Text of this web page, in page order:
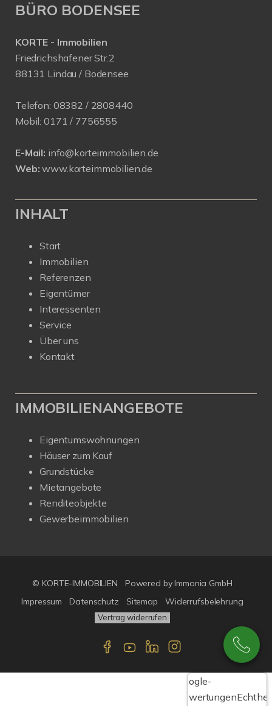
BÜRO BODENSEE
KORTE - Immobilien
Friedrichshafener Str.2
88131 Lindau / Bodensee
Telefon: 08382 / 2808440
Mobil: 0171 / 7756555
E-Mail: info@korteimmobilien.de
Web: www.korteimmobilien.de
INHALT
Start
Immobilien
Referenzen
Eigentümer
Interessenten
Service
Über uns
Kontakt
IMMOBILIENANGEBOTE
Eigentumswohnungen
Häuser zum Kauf
Grundstücke
Mietangebote
Renditeobjekte
Gewerbeimmobilien
© KORTE-IMMOBILIEN
Powered by Immonia GmbH
Impressum
Datenschutz Sitemap Widerrufsbelehrung
Vertrag widerrufen
Google-
Bewertungen